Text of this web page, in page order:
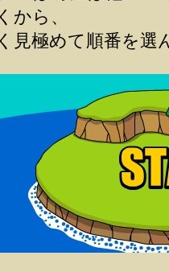
から、
見極めて順番を選